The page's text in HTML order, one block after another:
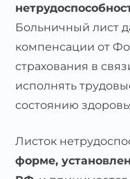
Больничный лист
компенсации от
страхования в
исполнять
состоянию
Листок
форме,